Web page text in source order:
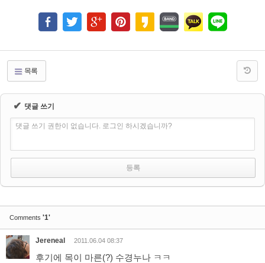
목록
✔ 댓글 쓰기
댓글 쓰기 권한이 없습니다. 로그인 하시겠습니까?
Comments '1'
Jereneal 2011.06.04 08:37
후기에 목이 마른(?) 수경누나 ㅋㅋ